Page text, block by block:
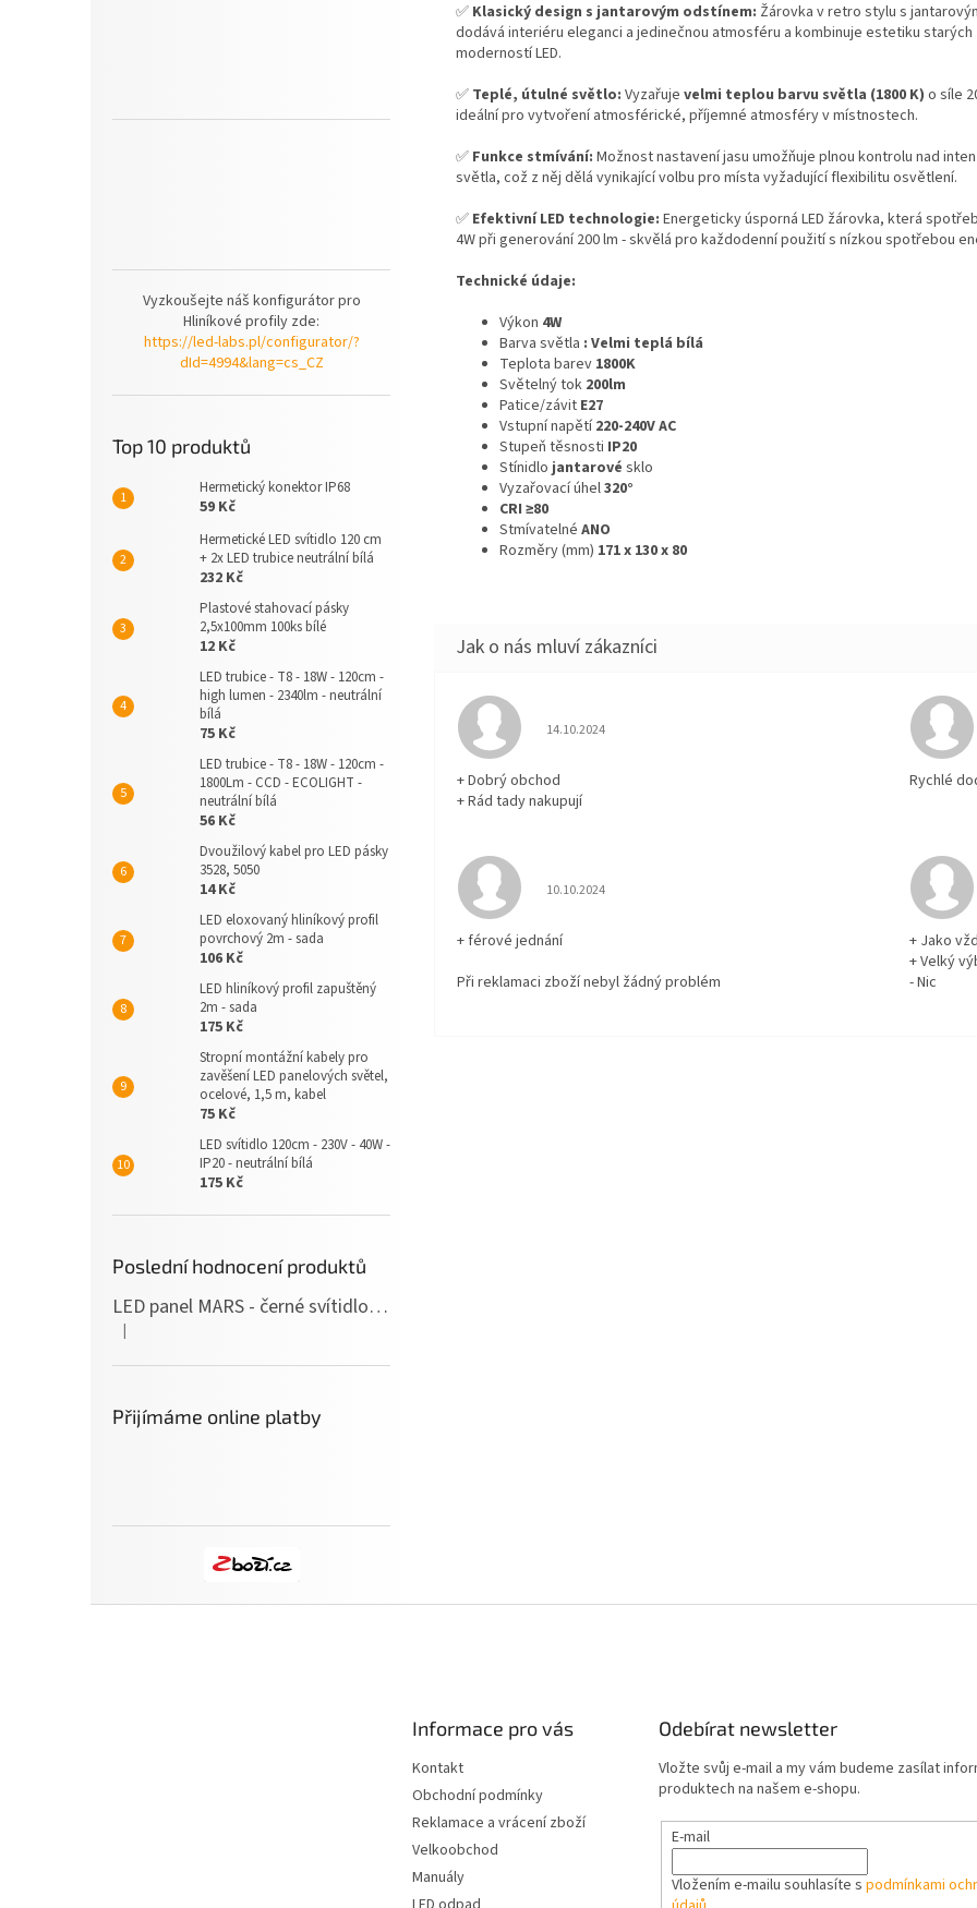
Vyzkoušejte náš konfigurátor pro
Hliníkové profily zde:
https://led-labs.pl/configurator/?
dId=4994&lang=cs_CZ
Top 10 produktů
Hermetický konektor IP68
59 Kč
Hermetické LED svítidlo 120 cm
+ 2x LED trubice neutrální bílá
232 Kč
Plastové stahovací pásky
2,5x100mm 100ks bílé
12 Kč
LED trubice - T8 - 18W - 120cm -
high lumen - 2340lm - neutrální
bílá
75 Kč
LED trubice - T8 - 18W - 120cm -
1800Lm - CCD - ECOLIGHT -
neutrální bílá
56 Kč
Dvoužilový kabel pro LED pásky
3528, 5050
14 Kč
LED eloxovaný hliníkový profil
povrchový 2m - sada
106 Kč
LED hliníkový profil zapuštěný
2m - sada
175 Kč
Stropní montážní kabely pro
zavěšení LED panelových světel,
ocelové, 1,5 m, kabel
75 Kč
LED svítidlo 120cm - 230V - 40W -
IP20 - neutrální bílá
175 Kč
Poslední hodnocení produktů
LED panel MARS - černé svítidlo SLIM - 120cm - 36W - 230V - 3600Lm - neutrální bílá
Hodnocení produktu je 5 z 5 hvězdiček.
|
Přijímáme online platby
✅ Klasický design s jantarovým odstínem: Žárovka v retro stylu s
dodává interiéru eleganci a jedinečnou atmosféru a kombinuje estetiku starých
moderností LED.
✅ Teplé, útulné světlo: Vyzařuje velmi teplou barvu světla (1800 K) o síle
ideální pro vytvoření atmosférické, příjemné atmosféry v místnostech.
✅ Funkce stmívání: Možnost nastavení jasu umožňuje plnou kontrolu nad
světla, což z něj dělá vynikající volbu pro místa vyžadující flexibilitu osvětlení.
✅ Efektivní LED technologie: Energeticky úsporná LED žárovka, která
4W při generování 200 lm - skvělá pro každodenní použití s nízkou spotřebou
Technické údaje:
Výkon 4W
Barva světla : Velmi teplá bílá
Teplota barev 1800K
Světelný tok 200lm
Patice/závit E27
Vstupní napětí220-240V AC
Stupeň těsnosti IP20
Stínidlojantarové sklo
Vyzařovací úhel320°
CRI ≥80
Stmívatelné ANO
Rozměry (mm) 171 x 130 x 80
Hodnocení obchodu je 5 z 5 hvězdiček.
14.10.2024
+ Dobrý obchod
+ Rád tady nakupují
Rychlé
Hodnocení obchodu je 5 z 5 hvězdiček.
10.10.2024
+ férové jednání
Při reklamaci zboží nebyl žádný problém
+ Jako
+ Velký
- Nic
Informace pro vás
Kontakt
Obchodní podmínky
Reklamace a vrácení zboží
Velkoobchod
Manuály
Odebírat newsletter
Vložte svůj e-mail a my vám budeme zasílat
produktech na našem e-shopu.
E-mail
Vložením e-mailu souhlasíte s podmínkami